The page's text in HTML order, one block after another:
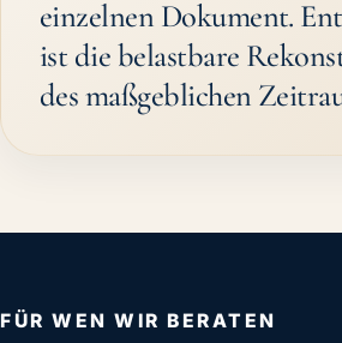
einzelnen Dokument.
ist die belastbare
des maßgeblichen
FÜR WEN WIR BERATEN